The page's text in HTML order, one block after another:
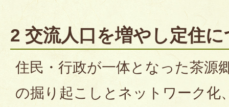
2 交流人口を増やし定住
住民・行政が一体となった茶源
の掘り起こしとネットワーク化